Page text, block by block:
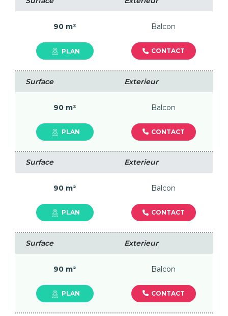
90 m² Balcon
PLAN CONTACT
Surface
90 m²
Exterieur
Balcon
PLAN CONTACT
Surface
90 m²
Exterieur
Balcon
PLAN CONTACT
Surface
90 m²
Exterieur
Balcon
PLAN CONTACT